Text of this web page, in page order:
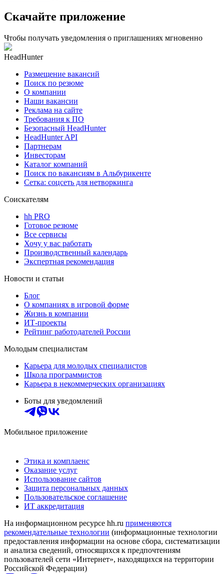
Скачайте приложение
Чтобы получать уведомления о приглашениях мгновенно
HeadHunter
Размещение вакансий
Поиск по резюме
О компании
Наши вакансии
Реклама на сайте
Требования к ПО
Безопасный HeadHunter
HeadHunter API
Партнерам
Инвесторам
Каталог компаний
Поиск по вакансиям в Альбурикенте
Сетка: соцсеть для нетворкинга
Соискателям
hh PRO
Готовое резюме
Все сервисы
Хочу у вас работать
Производственный календарь
Экспертная рекомендация
Новости и статьи
Блог
О компаниях в игровой форме
Жизнь в компании
ИТ-проекты
Рейтинг работодателей России
Молодым специалистам
Карьера для молодых специалистов
Школа программистов
Карьера в некоммерческих организациях
Боты для уведомлений
Мобильное приложение
Этика и комплаенс
Оказание услуг
Использование сайтов
Защита персональных данных
Пользовательское соглашение
ИТ аккредитация
На информационном ресурсе hh.ru применяются
рекомендательные технологии (информационные технологии
предоставления информации на основе сбора, систематизации
и анализа сведений, относящихся к предпочтениям
пользователей сети «Интернет», находящихся на территории
Российской Федерации)